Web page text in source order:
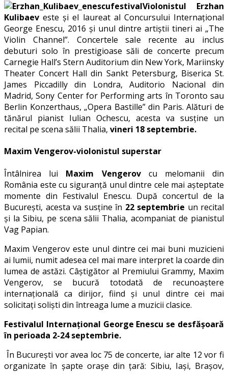
Violonistul Erzhan
Kulibaev este și el laureat al Concursului Internațional
George Enescu, 2016 și unul dintre artiștii tineri ai „The
Violin Channel”. Concertele sale recente au inclus
debuturi solo în prestigioase săli de concerte precum
Carnegie Hall’s Stern Auditorium din New York, Mariinsky
Theater Concert Hall din Sankt Petersburg, Biserica St.
James Piccadilly din Londra, Auditorio Nacional din
Madrid, Sony Center for Performing arts în Toronto sau
Berlin Konzerthaus, „Opera Bastille” din Paris. Alături de
tănărul pianist Iulian Ochescu, acesta va susține un
recital pe scena sălii Thalia, vineri 18 septembrie.
Maxim Vengerov-violonistul superstar
Întâlnirea lui Maxim Vengerovcu melomanii din
România este cu siguranță unul dintre cele mai așteptate
momente din Festivalul Enescu. După concertul de la
București, acesta va susține în 22 septembrie un recital
și la Sibiu, pe scena sălii Thalia, acompaniat de pianistul
Vag Papian.
Maxim Vengerov este unul dintre cei mai buni muzicieni
ai lumii, numit adesea cel mai mare interpret la coarde din
lumea de astăzi. Câștigător al Premiului Grammy, Maxim
Vengerov, se bucură totodată de recunoaștere
internațională ca dirijor, fiind și unul dintre cei mai
solicitați soliști din întreaga lume a muzicii clasice.
Festivalul Internațional George Enescu se desfășoară
în perioada 2-24 septembrie.
În București vor avea loc 75 de concerte, iar alte 12 vor fi
organizate în șapte orașe din țară: Sibiu, Iași, Brașov,